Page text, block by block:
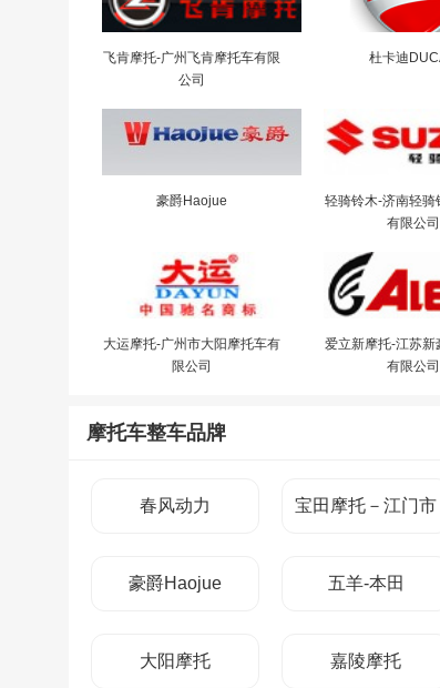
飞肯摩托-广州飞肯摩托车有限
公司
杜卡迪
豪爵Haojue
轻骑铃木-济南轻骑
有限公司
大运摩托-广州市大阳摩托车有
限公司
爱立新摩托-江苏新
有限公司
摩托车整车品牌
春风动力 宝田摩托－江门市
豪爵Haojue 五羊-本田
大阳摩托 嘉陵摩托